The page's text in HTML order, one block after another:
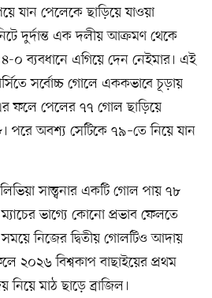
যান পেলেকে ছাড়িয়ে যাওয়া
দুর্দান্ত এক দলীয় আক্রমণ থেকে
০ ব্যবধানে এগিয়ে দেন নেইমার। এই
সর্বোচ্চ গোলে এককভাবে চূড়ায়
ফলে পেলের ৭৭ গোল ছাড়িয়ে
অবশ্য সেটিকে ৭৯–তে নিয়ে যান
সান্ত্বনার একটি গোল পায় ৭৮
ভাগ্যে কোনো প্রভাব ফেলতে
নিজের দ্বিতীয় গোলটিও আদায়
২০২৬ বিশ্বকাপ বাছাইয়ের প্রথম
নিয়ে মাঠ ছাড়ে ব্রাজিল।